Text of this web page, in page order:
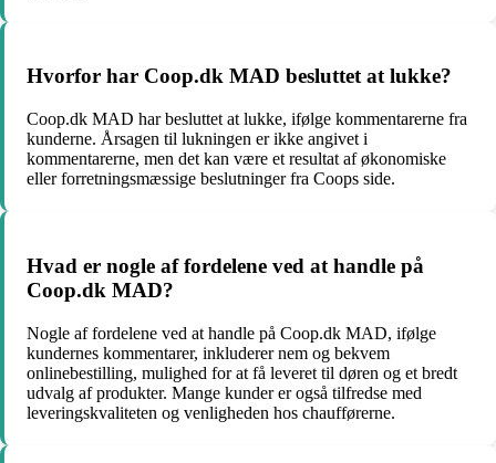
Hvorfor har Coop.dk MAD besluttet at lukke?
Coop.dk MAD har besluttet at lukke, ifølge kommentarerne fra
kunderne. Årsagen til lukningen er ikke angivet i
kommentarerne, men det kan være et resultat af økonomiske
eller forretningsmæssige beslutninger fra Coops side.
Hvad er nogle af fordelene ved at handle på
Coop.dk MAD?
Nogle af fordelene ved at handle på Coop.dk MAD, ifølge
kundernes kommentarer, inkluderer nem og bekvem
onlinebestilling, mulighed for at få leveret til døren og et bredt
udvalg af produkter. Mange kunder er også tilfredse med
leveringskvaliteten og venligheden hos chaufførerne.